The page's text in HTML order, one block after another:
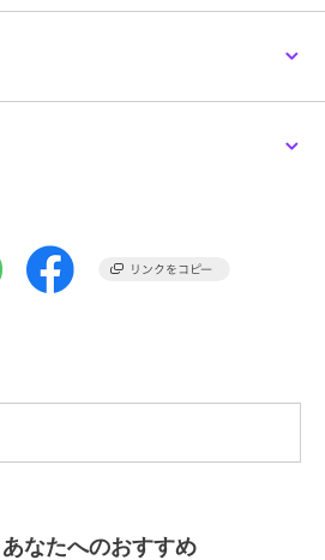
ンホビー
ース
なたへのおすすめ